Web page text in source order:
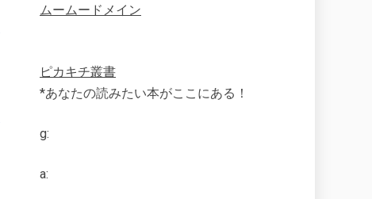
ムームードメイン
ピカキチ叢書
*あなたの読みたい本がここにある！
g:
a: